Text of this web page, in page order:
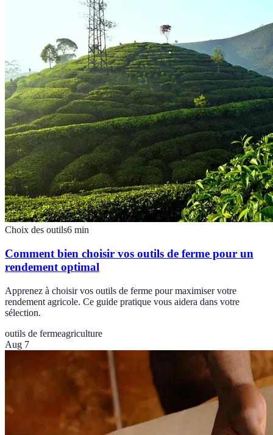
Choix des outils6 min
Comment bien choisir vos outils de ferme pour un
rendement optimal
Apprenez à choisir vos outils de ferme pour maximiser votre
rendement agricole. Ce guide pratique vous aidera dans votre
sélection.
outils de fermeagriculture
Aug 7